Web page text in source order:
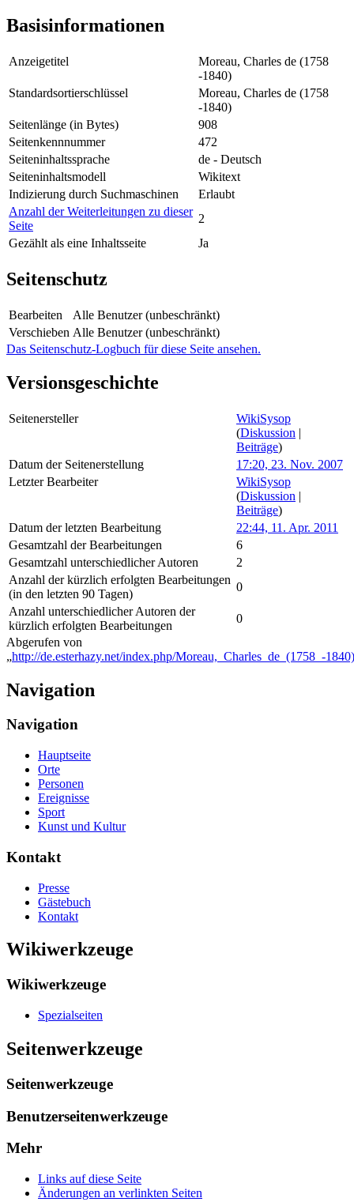
Basisinformationen
Anzeigetitel
Moreau, Charles de (1758
-1840)
Standardsortierschlüssel
Moreau, Charles de (1758
-1840)
Seitenlänge (in Bytes)
908
Seitenkennnummer
472
Seiteninhaltssprache
de - Deutsch
Seiteninhaltsmodell
Wikitext
Indizierung durch Suchmaschinen
Erlaubt
Anzahl der Weiterleitungen zu dieser
Seite
2
Gezählt als eine Inhaltsseite
Ja
Seitenschutz
Bearbeiten
Alle Benutzer (unbeschränkt)
Verschieben Alle Benutzer (unbeschränkt)
Das Seitenschutz-Logbuch für diese Seite ansehen.
Versionsgeschichte
Seitenersteller
WikiSysop
(Diskussion |
Beiträge)
Datum der Seitenerstellung
17:20, 23. Nov. 2007
Letzter Bearbeiter
WikiSysop
(Diskussion |
Beiträge)
Datum der letzten Bearbeitung
22:44, 11. Apr. 2011
Gesamtzahl der Bearbeitungen
6
Gesamtzahl unterschiedlicher Autoren
2
Anzahl der kürzlich erfolgten Bearbeitungen
(in den letzten 90 Tagen)
0
Anzahl unterschiedlicher Autoren der
kürzlich erfolgten Bearbeitungen
0
Abgerufen von
„http://de.esterhazy.net/index.php/Moreau,_Charles_de_(1758_-1840)
Navigation
Navigation
Hauptseite
Orte
Personen
Ereignisse
Sport
Kunst und Kultur
Kontakt
Presse
Gästebuch
Kontakt
Wikiwerkzeuge
Wikiwerkzeuge
Spezialseiten
Seitenwerkzeuge
Seitenwerkzeuge
Benutzerseitenwerkzeuge
Mehr
Links auf diese Seite
Änderungen an verlinkten Seiten